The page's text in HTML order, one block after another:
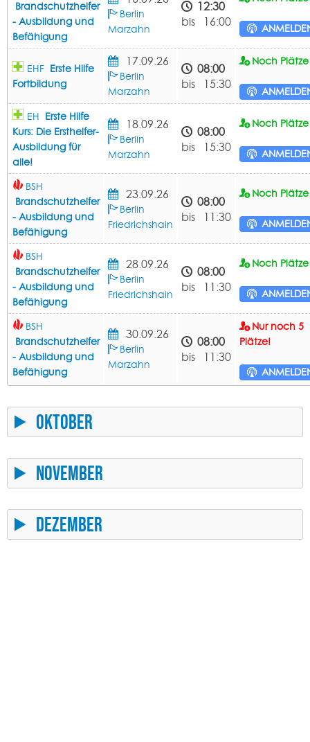
Brandschutzhelfer
- Ausbildung und
Befähigung
Berlin
Marzahn
12:30
bis 16:00
EHF Erste Hilfe
Fortbildung
17.09.26
Berlin
Marzahn
08:00
bis 15:30
Noch
EH Erste Hilfe
Kurs: Die Ersthelfer-
Ausbildung für
alle!
18.09.26
Berlin
Marzahn
08:00
bis 15:30
Noch
BSH
Brandschutzhelfer
- Ausbildung und
Befähigung
23.09.26
Berlin
Friedrichshain
08:00
bis 11:30
Noch
BSH
Brandschutzhelfer
- Ausbildung und
Befähigung
28.09.26
Berlin
Friedrichshain
08:00
bis 11:30
Noch
BSH
Brandschutzhelfer
- Ausbildung und
Befähigung
30.09.26
Berlin
Marzahn
08:00
bis 11:30
Nur noch 5
Plätze!
Oktober
November
Dezember